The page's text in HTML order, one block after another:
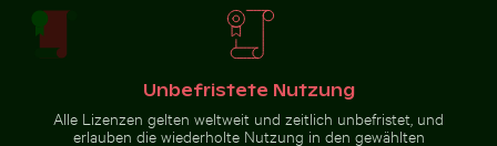
Reiher fängt Fisch in den klaren Gewässern von
Holbox Island
Luftaufnahme der Halbinsel Scotts Head mit
Unbefristete Nutzung
Alle Lizenzen gelten weltweit und zeitlich unbefristet, und
erlauben die wiederholte Nutzung in den gewählten